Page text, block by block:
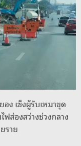
ง เซ็งผู้รับเหมาขุด
ส่องสว่างช่วงกลาง
ราย